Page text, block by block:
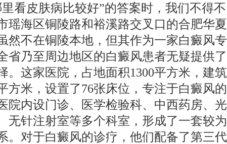
看皮肤病比较好”的答案时，我们不得不
瑶海区铜陵路和裕溪路交叉口的合肥华夏
然不在铜陵本地，但其作为一家白癜风专
省乃至周边地区的白癜风患者无疑提供了
。这家医院，占地面积1300平方米，建筑
方米，设置了76张床位，专注于白癜风的
院内设门诊、医学检验科、中西药房、光
无针注射室等多个科室，形成了一套较为
。对于白癜风的诊疗，他们配备了第三代